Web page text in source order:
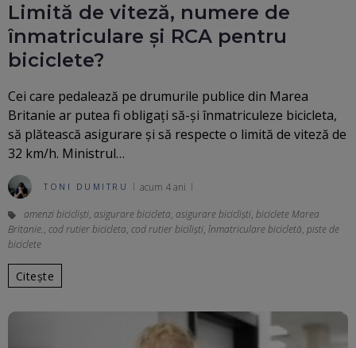
Limită de viteză, numere de
înmatriculare și RCA pentru
biciclete?
Cei care pedalează pe drumurile publice din Marea
Britanie ar putea fi obligați să-și înmatriculeze bicicleta,
să plătească asigurare și să respecte o limită de viteză de
32 km/h. Ministrul…
TONI DUMITRU acum 4 ani
amenzi bicicliști, asigurare bicicleta, asigurare bicicliști, biciclete Marea
Britanie., cod rutier bicicleta, cod rutier biciliști, înmatriculare bicicletă, piste de
biciclete
Citește